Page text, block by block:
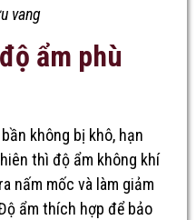
vang
ẩm phù
không bị khô, hạn
thì độ ẩm không khí
nấm mốc và làm giảm
ẩm thích hợp để bảo